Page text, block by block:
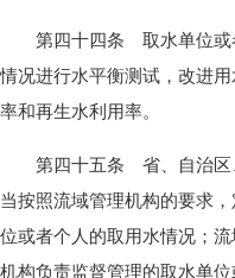
第四十四条 取水单位或
情况进行水平衡测试，改进
率和再生水利用率。
第四十五条 省、自治区
当按照流域管理机构的要求
位或者个人的取用水情况；
机构负责监督管理的取水单